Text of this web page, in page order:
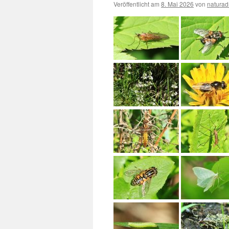
Veröffentlicht am 8. Mai 2026 von